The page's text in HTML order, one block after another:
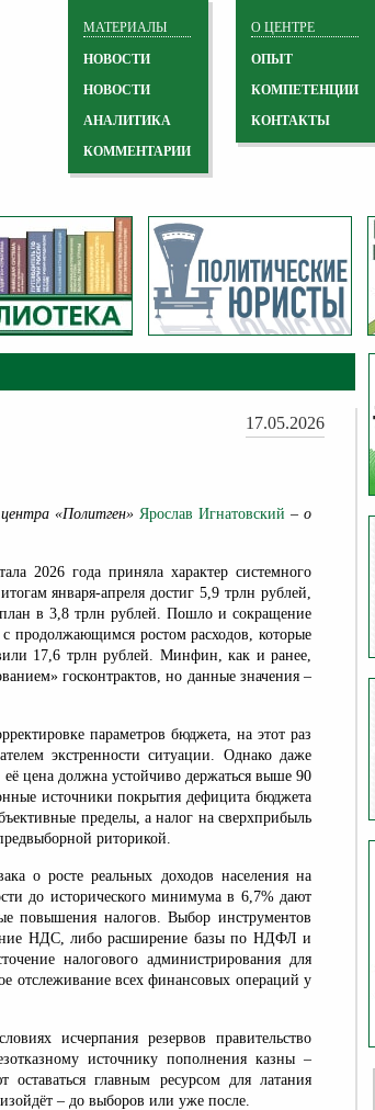
О ЦЕНТРЕ
ОПЫТ
КОМПЕТЕНЦИИ
КОНТАКТЫ
МАТЕРИАЛЫ
НОВОСТИ
НОВОСТИ
АНАЛИТИКА
КОММЕНТАРИИ
17.05.2026
«Политген» Ярослав Игнатовский – о
2026 года приняла характер системного
января-апреля достиг 5,9 трлн рублей,
в 3,8 трлн рублей. Пошло и сокращение
продолжающимся ростом расходов, которые
17,6 трлн рублей. Минфин, как и ранее,
госконтрактов, но данные значения –
параметров бюджета, на этот раз
экстренности ситуации. Однако даже
цена должна устойчиво держаться выше 90
источники покрытия дефицита бюджета
пределы, а налог на сверхприбыль
риторикой.
о росте реальных доходов населения на
до исторического минимума в 6,7% дают
повышения налогов. Выбор инструментов
НДС, либо расширение базы по НДФЛ и
налогового администрирования для
отслеживание всех финансовых операций у
исчерпания резервов правительство
источнику пополнения казны –
главным ресурсом для латания
– до выборов или уже после.